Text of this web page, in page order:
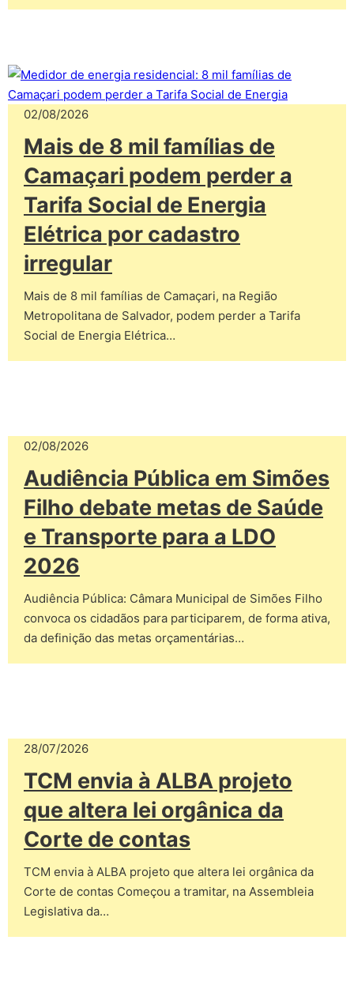
02/08/2026
Mais de 8 mil famílias de
Camaçari podem perder a
Tarifa Social de Energia
Elétrica por cadastro
irregular
Mais de 8 mil famílias de Camaçari, na Região
Metropolitana de Salvador, podem perder a Tarifa
Social de Energia Elétrica…
02/08/2026
Audiência Pública em Simões
Filho debate metas de Saúde
e Transporte para a LDO
2026
Audiência Pública: Câmara Municipal de Simões Filho
convoca os cidadãos para participarem, de forma ativa,
da definição das metas orçamentárias…
28/07/2026
TCM envia à ALBA projeto
que altera lei orgânica da
Corte de contas
TCM envia à ALBA projeto que altera lei orgânica da
Corte de contas Começou a tramitar, na Assembleia
Legislativa da…